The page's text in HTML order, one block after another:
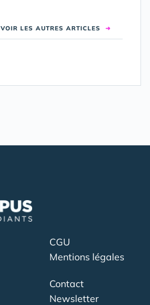
VOIR LES AUTRES ARTICLES ➜
CGU
Mentions légales
Contact
Newsletter